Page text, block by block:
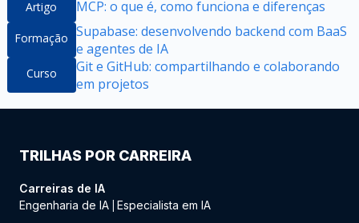
Artigo MCP: o que é, como funciona e diferenças
Formação Supabase: desenvolvendo backend com BaaS
e agentes de IA
Curso
Git e GitHub: compartilhando e colaborando
em projetos
TRILHAS POR CARREIRA
Carreiras de IA
Engenharia de IA Especialista em IA